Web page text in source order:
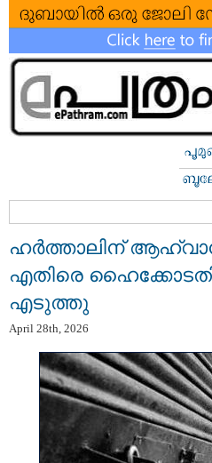
ഹര്‍ത്താലിന്
എതിരെ
എടുത്തു
April 28th, 2026